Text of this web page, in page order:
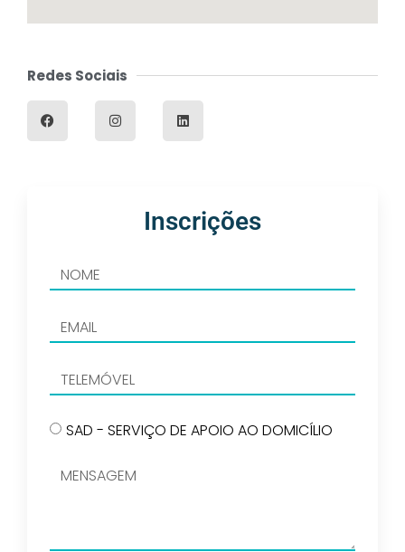
Redes Sociais
Inscrições
SAD - SERVIÇO DE APOIO AO DOMICÍLIO